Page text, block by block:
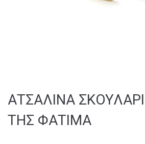
ΑΤΣΑΛΙΝA
ΤΗΣ ΦΑΤΙΜΑ